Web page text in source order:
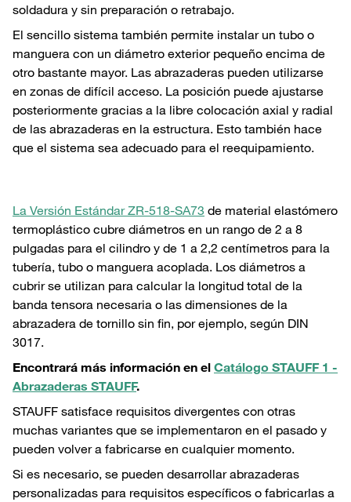
soldadura y sin preparación o retrabajo.
El sencillo sistema también permite instalar un tubo o
manguera con un diámetro exterior pequeño encima de
otro bastante mayor. Las abrazaderas pueden utilizarse
en zonas de difícil acceso. La posición puede ajustarse
posteriormente gracias a la libre colocación axial y radial
de las abrazaderas en la estructura. Esto también hace
que el sistema sea adecuado para el reequipamiento.
La Versión Estándar ZR-518-SA73 de material elastómero
termoplástico cubre diámetros en un rango de 2 a 8
pulgadas para el cilindro y de 1 a 2,2 centímetros para la
tubería, tubo o manguera acoplada. Los diámetros a
cubrir se utilizan para calcular la longitud total de la
banda tensora necesaria o las dimensiones de la
abrazadera de tornillo sin fin, por ejemplo, según DIN
3017.
Encontrará más información en el Catálogo STAUFF 1 -
Abrazaderas STAUFF.
STAUFF satisface requisitos divergentes con otras
muchas variantes que se implementaron en el pasado y
pueden volver a fabricarse en cualquier momento.
Si es necesario, se pueden desarrollar abrazaderas
personalizadas para requisitos específicos o fabricarlas a